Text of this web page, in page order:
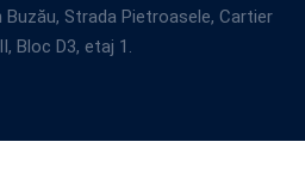
Buzău, Strada Pietroasele, Cartier
Bloc D3, etaj 1.